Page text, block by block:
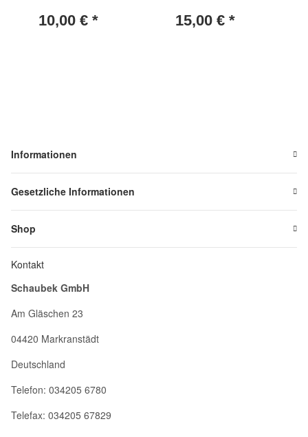
10,00 € * 15,00 € *
Informationen
Gesetzliche Informationen
Shop
Kontakt
Schaubek GmbH
Am Gläschen 23
04420 Markranstädt
Deutschland
Telefon: 034205 6780
Telefax: 034205 67829